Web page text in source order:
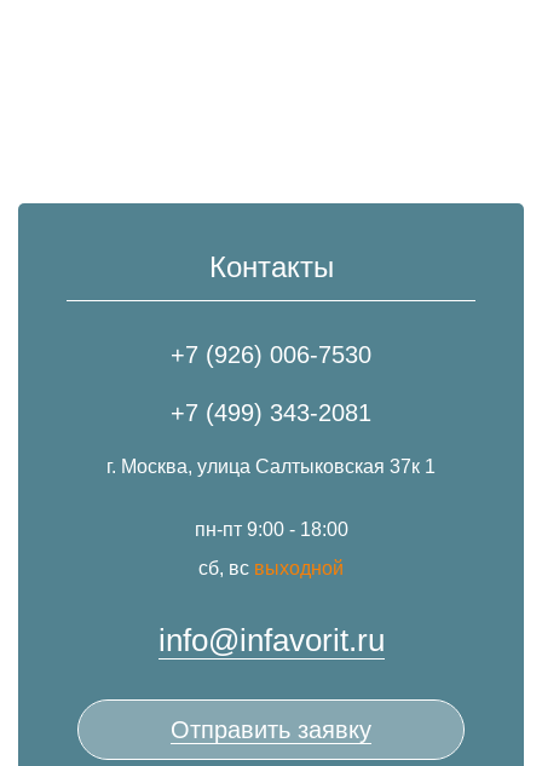
Контакты
+7 (926) 006-7530
+7 (499) 343-2081
г. Москва, улица Салтыковская 37к 1
пн-пт 9:00 - 18:00
сб, вс выходной
info@infavorit.ru
Отправить заявку